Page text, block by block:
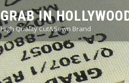
GRAB IN
High Quality Cut&Sewn Brand